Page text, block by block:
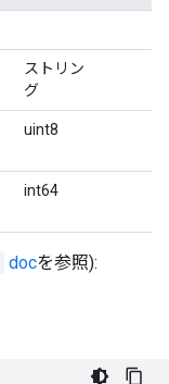
ストリン
グ
uint8
int64
docを参照):